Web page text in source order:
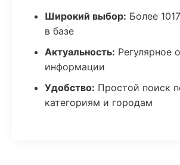
Широкий выбор: Более
в базе
Актуальность: Регулярное
информации
Удобство: Простой поиск
категориям и городам